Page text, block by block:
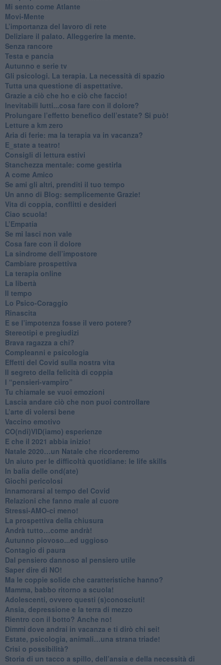
​Mi sento come Atlante
​Movi-Mente
​L’importanza del lavoro di rete
​Deliziare il palato. Alleggerire la mente.
​Senza rancore
​Testa e pancia
​Autunno e serie tv
​Gli psicologi. La terapia. La necessità di spazio
​Tutta una questione di aspettative.
​Grazie a ciò che ho e ciò che faccio!
​Inevitabili lutti...cosa fare con il dolore?
Prolungare l’effetto benefico dell’estate? Si può!
​Letture a km zero
​Aria di ferie: ma la terapia va in vacanza?
​E_state a teatro!
​Consigli di lettura estivi
​Stanchezza mentale: come gestirla
​A come Amico
​Se ami gli altri, prenditi il tuo tempo
​Un anno di Blog: semplicemente Grazie!
​Vita di coppia, conflitti e desideri
​Ciao scuola!
​L’Empatia
​Se mi lasci non vale
Cosa fare con il dolore
​La sindrome dell’impostore
​Cambiare prospettiva
La terapia online
La libertà
​Il tempo
​Lo Psico-Coraggio
Rinascita
​E se l’impotenza fosse il vero potere?
Stereotipi e pregiudizi
​Brava ragazza a chi?
​Compleanni e psicologia
Effetti del Covid sulla nostra vita
Il segreto della felicità di coppia
​I “pensieri-vampiro”
​Tu chiamale se vuoi emozioni
​Lascia andare ciò che non puoi controllare
L’arte di volersi bene
​Vaccino emotivo
CO(ndi)VID(iamo) esperienze
​E che il 2021 abbia inizio!
​Natale 2020…un Natale che ricorderemo
Un aiuto per le difficoltà quotidiane: le life skills
​In balia delle ond(ate)
Giochi pericolosi
Innamorarsi al tempo del Covid
​Relazioni che fanno male al cuore
​Stressi-AMO-ci meno!
​La prospettiva della chiusura
​Andrà tutto…come andrà!
Autunno piovoso...ed uggioso
​Contagio di paura
​Dal pensiero dannoso al pensiero utile
​Saper dire di NO!
​Ma le coppie solide che caratteristiche hanno?
​Mamma, babbo ritorno a scuola!
Adolescenti, ovvero questi (s)conosciuti!
Ansia, depressione e la terra di mezzo
​Rientro con il botto? Anche no!
Dimmi dove andrai in vacanza e ti dirò chi sei!
​Estate, psicologia, animali…una strana triade!
​Crisi o possibilità?
​Storia di un tacco a spillo, dell’ansia e della necessità di